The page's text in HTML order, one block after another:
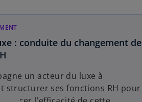
: conduite du changement de
un acteur du luxe à
structurer ses fonctions RH pour